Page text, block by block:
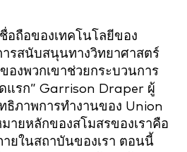
อถือของเทคโนโลยีของ
รสนับสนุนทางวิทยาศาสตร์
องพวกเขาช่วยกระบวนการ
แรก” Garrison Draper ผู้
ธิภาพการทำงานของ Union
มายหลักของสโมสรของเราคือ
ยในสถาบันของเรา ตอนนี้